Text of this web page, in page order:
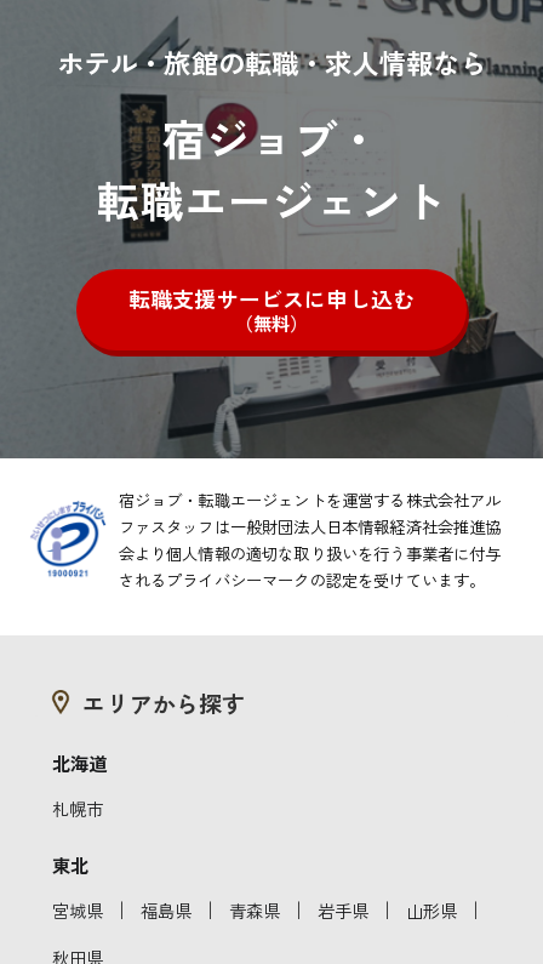
ホテル・旅館の転職・求人情報なら
宿ジョブ・
転職エージェント
転職支援サービスに申し込む
（無料）
宿ジョブ・転職エージェントを運営する株式会社アル
ファスタッフは一般財団法人日本情報経済社会推進協
会より個人情報の適切な取り扱いを行う事業者に付与
されるプライバシーマークの認定を受けています。
エリアから探す
北海道
札幌市
東北
宮城県 ｜ 福島県 ｜ 青森県 ｜ 岩手県 ｜ 山形県 ｜
秋田県